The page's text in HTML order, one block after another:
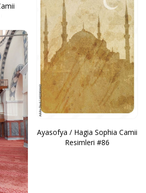
Ayasofya / Hagia Sophia Camii
Resimleri #86